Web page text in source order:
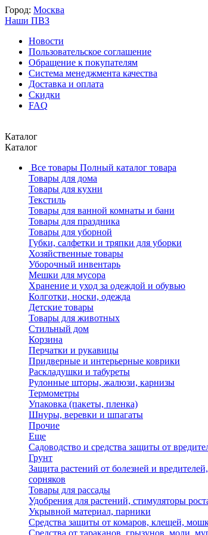
Город: Москва
Наши ПВЗ
Новости
Пользовательское соглашение
Обращение к покупателям
Система менеджмента качества
Доставка и оплата
Скидки
FAQ
Каталог
Каталог
Все товары Полный каталог товара
Товары для дома
Товары для кухни
Текстиль
Товары для ванной комнаты и бани
Товары для праздника
Товары для уборной
Губки, салфетки и тряпки для уборки
Хозяйственные товары
Уборочный инвентарь
Мешки для мусора
Хранение и уход за одеждой и обувью
Колготки, носки, одежда
Детские товары
Товары для животных
Стильный дом
Корзина
Перчатки и рукавицы
Придверные и интерьерные коврики
Раскладушки и табуреты
Рулонные шторы, жалюзи, карнизы
Термометры
Упаковка (пакеты, пленка)
Шнуры, веревки и шпагаты
Прочие
Еще
Садоводство и средства защиты от
Грунт
Защита растений от болезней и
сорняков
Товары для рассады
Удобрения для растений, стимуляторы
Укрывной материал, парники
Средства защиты от комаров, клещей,
Средства от тараканов, грызунов, моли,